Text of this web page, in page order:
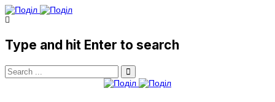
Type and hit Enter to search